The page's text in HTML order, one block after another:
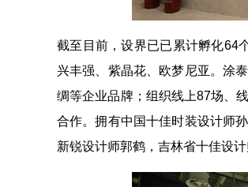
截至目前，设界已已累计孵化64
兴丰强、紫晶花、欧梦尼亚。涂
绸等企业品牌；组织线上87场、
合作。拥有中国十佳时装设计师
新锐设计师郭鹤，吉林省十佳设